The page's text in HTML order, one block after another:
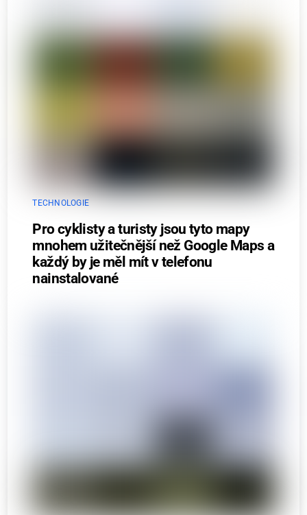
TECHNOLOGIE
Pro cyklisty a turisty jsou tyto mapy
mnohem užitečnější než Google Maps a
každý by je měl mít v telefonu
nainstalované